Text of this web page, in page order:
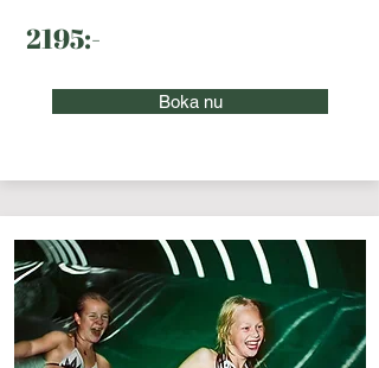
2195:-
Boka nu